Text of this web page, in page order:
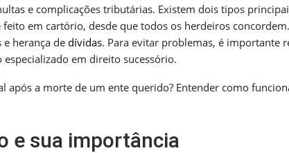
e complicações tributárias. Existem dois tipos
em cartório, desde que todos os herdeiros
herança de dívidas. Para evitar problemas, é importante
em direito sucessório.
após a morte de um ente querido? Entender como
e sua importância